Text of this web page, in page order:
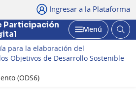
Ingresar a la Plataforma
Participación
Abrir
Menú
para la elaboración del
Objetivos de Desarrollo Sostenible
(ODS6)